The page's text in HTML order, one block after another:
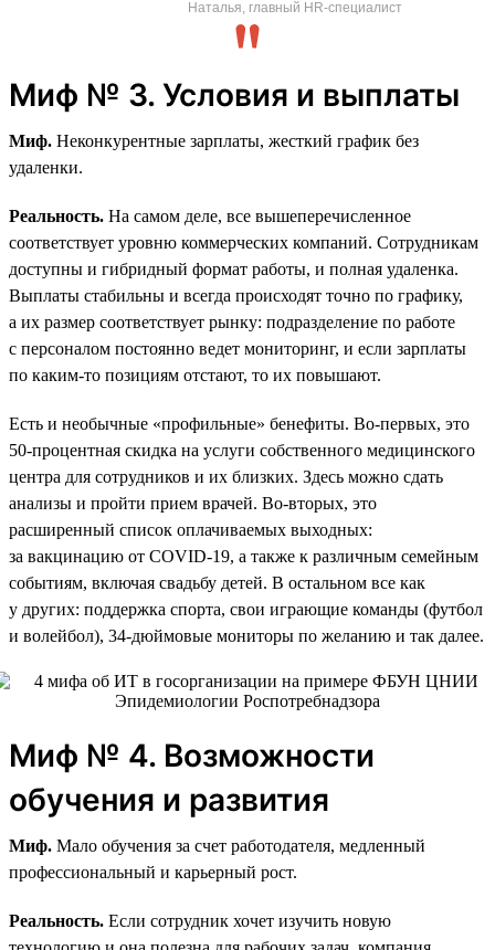
Наталья, главный HR-специалист
Миф № 3. Условия и выплаты
Миф. Неконкурентные зарплаты, жесткий график без
удаленки.
Реальность. На самом деле, все вышеперечисленное
соответствует уровню коммерческих компаний. Сотрудникам
доступны и гибридный формат работы, и полная удаленка.
Выплаты стабильны и всегда происходят точно по графику,
а их размер соответствует рынку: подразделение по работе
с персоналом постоянно ведет мониторинг, и если зарплаты
по каким-то позициям отстают, то их повышают.
Есть и необычные «профильные» бенефиты. Во-первых, это
50‑процентная скидка на услуги собственного медицинского
центра для сотрудников и их близких. Здесь можно сдать
анализы и пройти прием врачей. Во-вторых, это
расширенный список оплачиваемых выходных:
за вакцинацию от COVID-19, а также к различным семейным
событиям, включая свадьбу детей. В остальном все как
у других: поддержка спорта, свои играющие команды (футбол
и волейбол), 34‑дюймовые мониторы по желанию и так далее.
Миф № 4. Возможности
обучения и развития
Миф. Мало обучения за счет работодателя, медленный
профессиональный и карьерный рост.
Реальность. Если сотрудник хочет изучить новую